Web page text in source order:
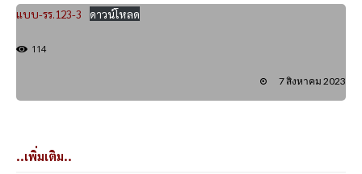
แบบ-รร.123-3 ดาวน์โหลด
114
7 สิงหาคม 2023
..เพิ่มเติม..